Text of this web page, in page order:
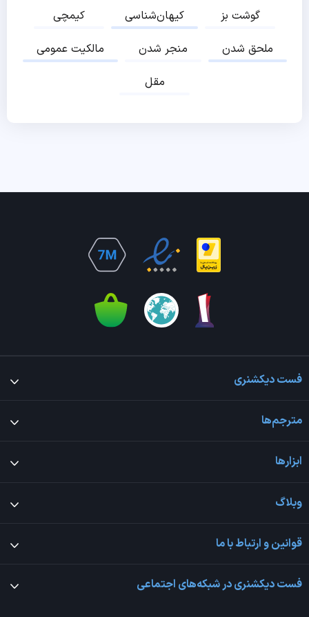
کیمچی
کیهان‌شناسی
گوشت بز
مالکیت عمومی
منجر شدن
ملحق شدن
مقل
فست دیکشنری
مترجم‌ها
ابزارها
وبلاگ
قوانین و ارتباط با ما
فست دیکشنری در شبکه‌های اجتماعی